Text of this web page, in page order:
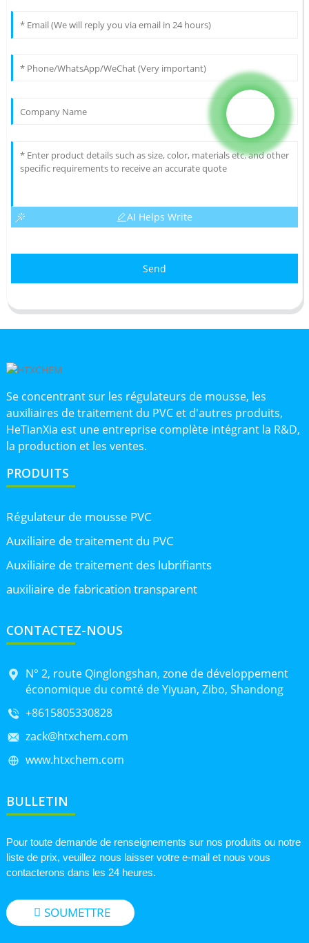
AI Helps Write
Send
Se concentrant sur les régulateurs de mousse, les
auxiliaires de traitement du PVC et d'autres produits,
HeTianXia est une entreprise complète intégrant la R&D,
la production et les ventes.
PRODUITS
Régulateur de mousse PVC
Auxiliaire de traitement du PVC
Auxiliaire de traitement des lubrifiants
auxiliaire de fabrication transparent
CONTACTEZ-NOUS
N° 2, route Qinglongshan, zone de développement
économique du comté de Yiyuan, Zibo, Shandong
+8615805330828
zack@htxchem.com
www.htxchem.com
BULLETIN
Pour toute demande de renseignements sur nos produits ou notre
liste de prix, veuillez nous laisser votre e-mail et nous vous
contacterons dans les 24 heures.
SOUMETTRE